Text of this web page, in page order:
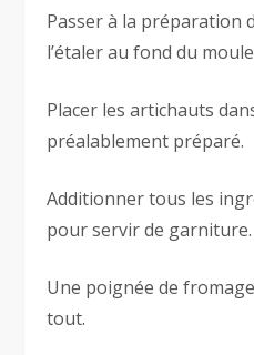
Passer à la préparation
l’étaler au fond du
Placer les artichauts
préalablement préparé.
Additionner tous les
pour servir de garniture.
Une poignée de
tout.